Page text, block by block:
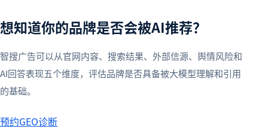
想知道你的品牌是否会被AI推荐？
智搜广告可以从官网内容、搜索结果、外部信源、舆情风险和
AI回答表现五个维度，评估品牌是否具备被大模型理解和引用
的基础。
预约GEO诊断